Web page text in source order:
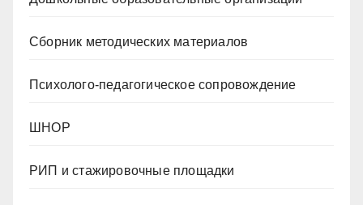
Сборник методических материалов
Психолого-педагогическое сопровождение
ШНОР
РИП и стажировочные площадки